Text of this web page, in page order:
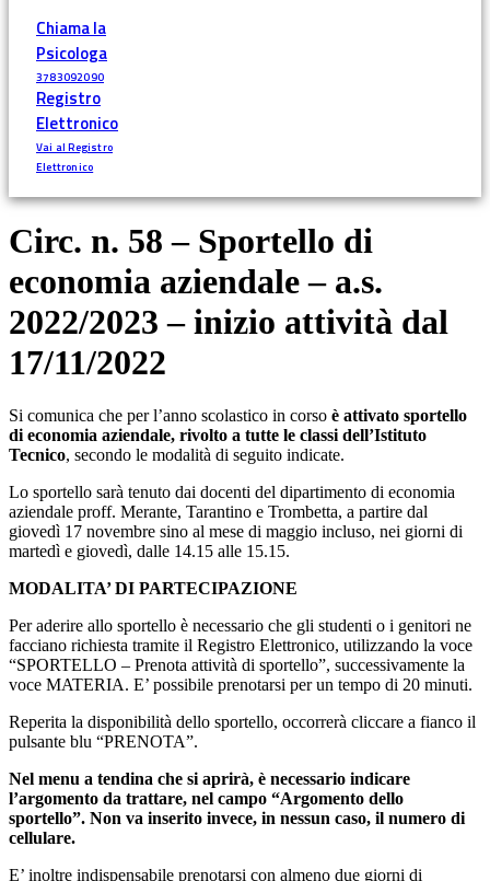
Chiama la
Psicologa
3783092090
Registro
Elettronico
Vai al Registro
Elettronico
Circ. n. 58 – Sportello di
economia aziendale – a.s.
2022/2023 – inizio attività dal
17/11/2022
Si comunica che per l’anno scolastico in corso è attivato sportello
di economia aziendale, rivolto a tutte le classi dell’Istituto
Tecnico, secondo le modalità di seguito indicate.
Lo sportello sarà tenuto dai docenti del dipartimento di economia
aziendale proff. Merante, Tarantino e Trombetta, a partire dal
giovedì 17 novembre sino al mese di maggio incluso, nei giorni di
martedì e giovedì, dalle 14.15 alle 15.15.
MODALITA’ DI PARTECIPAZIONE
Per aderire allo sportello è necessario che gli studenti o i genitori ne
facciano richiesta tramite il Registro Elettronico, utilizzando la voce
“SPORTELLO – Prenota attività di sportello”, successivamente la
voce MATERIA. E’ possibile prenotarsi per un tempo di 20 minuti.
Reperita la disponibilità dello sportello, occorrerà cliccare a fianco il
pulsante blu “PRENOTA”.
Nel menu a tendina che si aprirà, è necessario indicare
l’argomento da trattare, nel campo “Argomento dello
sportello”. Non va inserito invece, in nessun caso, il numero di
cellulare.
E’ inoltre indispensabile prenotarsi con almeno due giorni di